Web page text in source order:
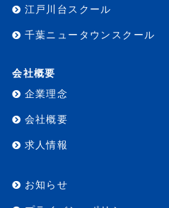
江戸川台スクール
千葉ニュータウンスクール
会社概要
企業理念
会社概要
求人情報
お知らせ